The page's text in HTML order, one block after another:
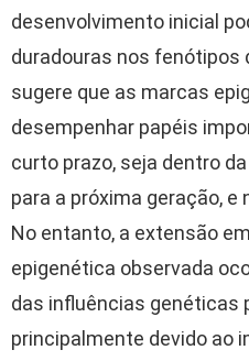
desenvolvimento inicial
duradouras nos fenótipos
sugere que as marcas
desempenhar papéis
curto prazo, seja dentro
para a próxima geração,
No entanto, a extensão
epigenética observada
das influências genéticas
principalmente devido ao